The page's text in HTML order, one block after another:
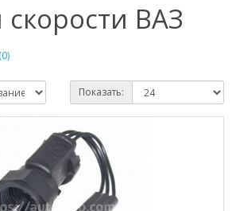
ВАЗ
Показать: